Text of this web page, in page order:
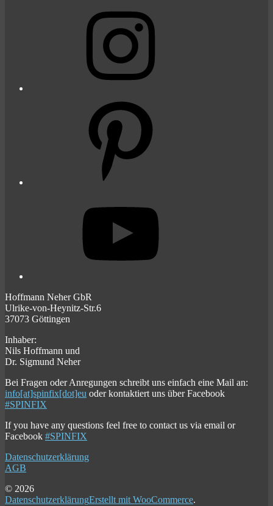
Hoffmann Neher GbR
Ulrike-von-Heynitz-Str.6
37073 Göttingen
Inhaber:
Nils Hoffmann und
Dr. Sigmund Neher
Bei Fragen oder Anregungen schreibt uns einfach eine Mail an:
info[at]spinfix[dot]eu oder kontaktiert uns über Facebook
#SPINFIX
If you have any questions feel free to contact us via email or
Facebook #SPINFIX
Datenschutzerklärung
AGB
© 2026
DatenschutzerklärungErstellt mit WooCommerce.